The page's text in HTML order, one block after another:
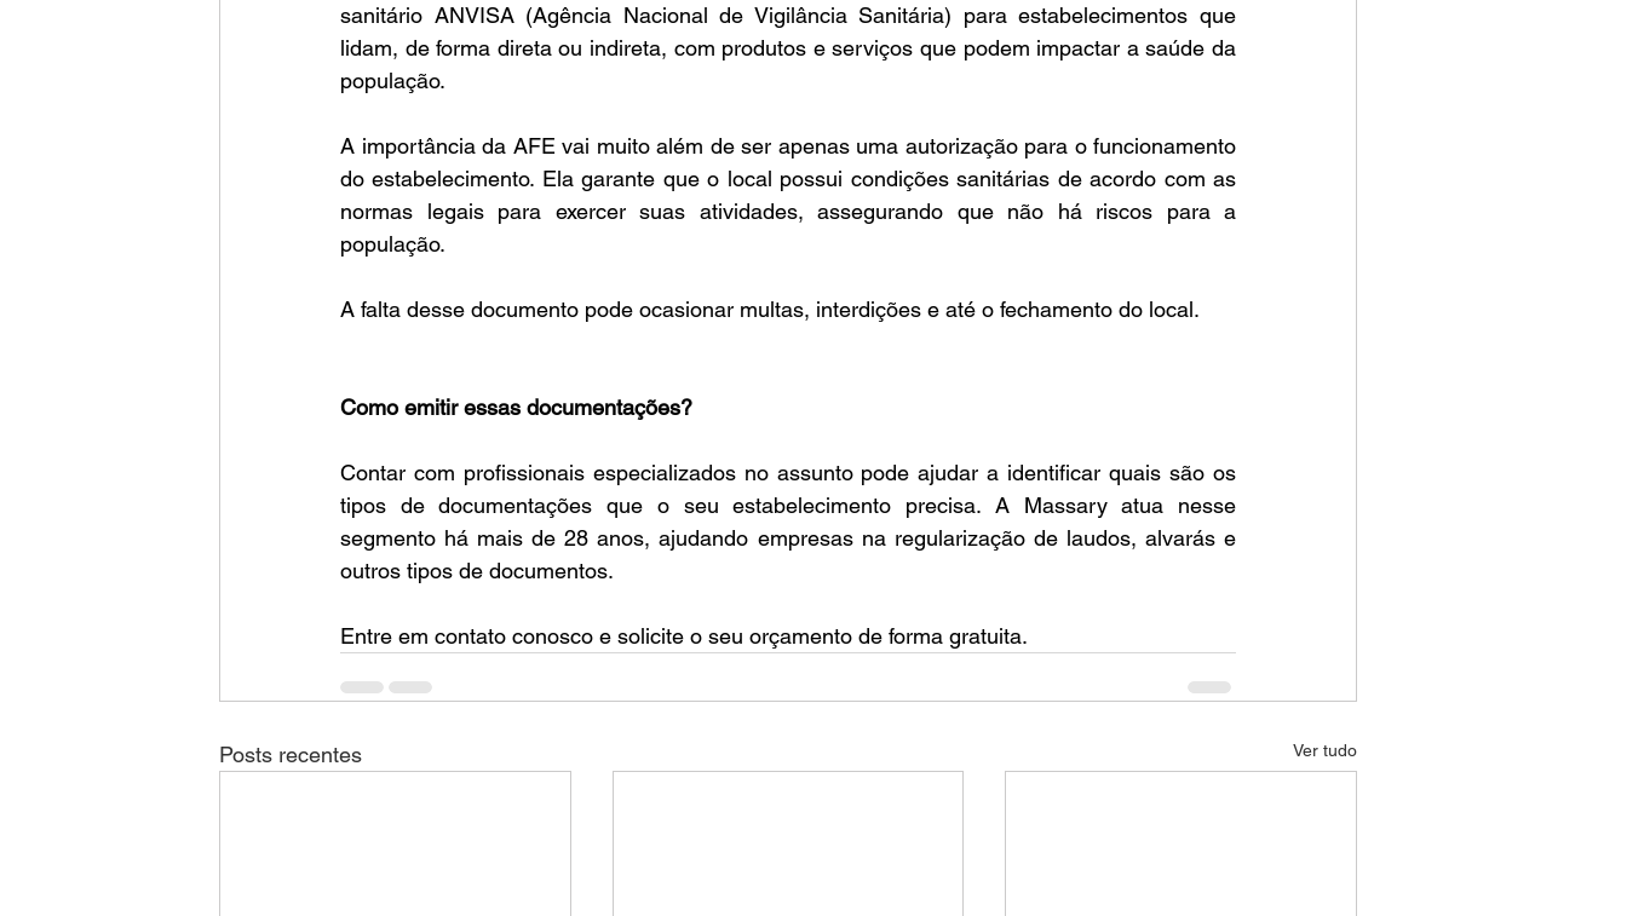
sanitário ANVISA (Agência Nacional de Vigilância Sanitária) para estabelecimentos que
lidam, de forma direta ou indireta, com produtos e serviços que podem impactar a saúde da
população.
A importância da AFE vai muito além de ser apenas uma autorização para o funcionamento
do estabelecimento. Ela garante que o local possui condições sanitárias de acordo com as
normas legais para exercer suas atividades, assegurando que não há riscos para a
população.
A falta desse documento pode ocasionar multas, interdições e até o fechamento do local.
Como emitir essas documentações?
Contar com profissionais especializados no assunto pode ajudar a identificar quais são os
tipos de documentações que o seu estabelecimento precisa. A Massary atua nesse
segmento há mais de 28 anos, ajudando empresas na regularização de laudos, alvarás e
outros tipos de documentos.
Entre em contato conosco e solicite o seu orçamento de forma gratuita.
Posts recentes Ver tudo